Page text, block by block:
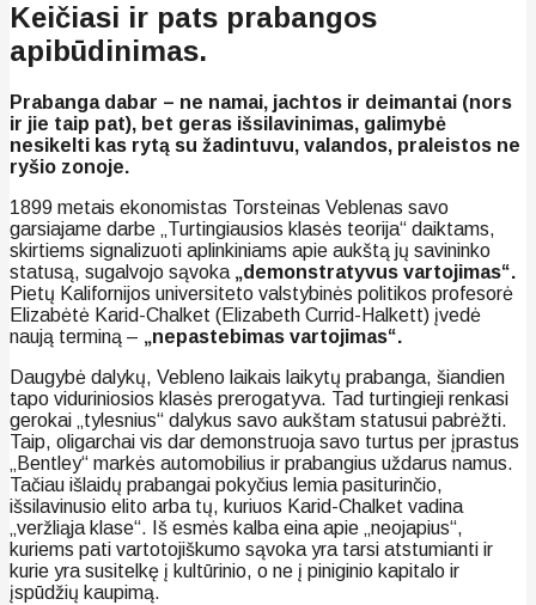
Keičiasi ir pats prabangos
apibūdinimas.
Prabanga dabar – ne namai, jachtos ir deimantai (nors
ir jie taip pat), bet geras išsilavinimas, galimybė
nesikelti kas rytą su žadintuvu, valandos, praleistos ne
ryšio zonoje.
1899 metais ekonomistas Torsteinas Veblenas savo
garsiajame darbe „Turtingiausios klasės teorija“ daiktams,
skirtiems signalizuoti aplinkiniams apie aukštą jų savininko
statusą, sugalvojo sąvoka „demonstratyvus vartojimas“.
Pietų Kalifornijos universiteto valstybinės politikos profesorė
Elizabėtė Karid-Chalket (Elizabeth Currid-Halkett) įvedė
naują terminą – „nepastebimas vartojimas“.
Daugybė dalykų, Vebleno laikais laikytų prabanga, šiandien
tapo viduriniosios klasės prerogatyva. Tad turtingieji renkasi
gerokai „tylesnius“ dalykus savo aukštam statusui pabrėžti.
Taip, oligarchai vis dar demonstruoja savo turtus per įprastus
„Bentley“ markės automobilius ir prabangius uždarus namus.
Tačiau išlaidų prabangai pokyčius lemia pasiturinčio,
išsilavinusio elito arba tų, kuriuos Karid-Chalket vadina
„veržliąja klase“. Iš esmės kalba eina apie „neojapius“,
kuriems pati vartotojiškumo sąvoka yra tarsi atstumianti ir
kurie yra susitelkę į kultūrinio, o ne į piniginio kapitalo ir
įspūdžių kaupimą.